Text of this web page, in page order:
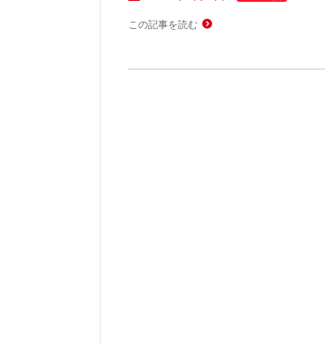
この記事を読む